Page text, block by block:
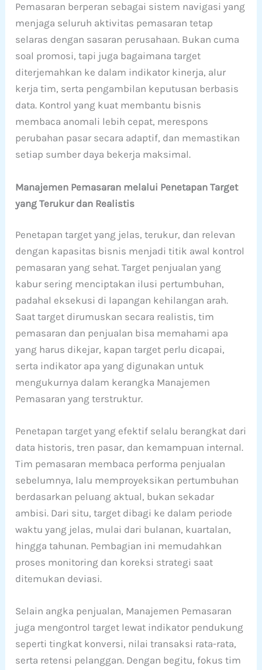
Pemasaran berperan sebagai sistem navigasi yang
menjaga seluruh aktivitas pemasaran tetap
selaras dengan sasaran perusahaan. Bukan cuma
soal promosi, tapi juga bagaimana target
diterjemahkan ke dalam indikator kinerja, alur
kerja tim, serta pengambilan keputusan berbasis
data. Kontrol yang kuat membantu bisnis
membaca anomali lebih cepat, merespons
perubahan pasar secara adaptif, dan memastikan
setiap sumber daya bekerja maksimal.
Manajemen Pemasaran melalui Penetapan Target
yang Terukur dan Realistis
Penetapan target yang jelas, terukur, dan relevan
dengan kapasitas bisnis menjadi titik awal kontrol
pemasaran yang sehat. Target penjualan yang
kabur sering menciptakan ilusi pertumbuhan,
padahal eksekusi di lapangan kehilangan arah.
Saat target dirumuskan secara realistis, tim
pemasaran dan penjualan bisa memahami apa
yang harus dikejar, kapan target perlu dicapai,
serta indikator apa yang digunakan untuk
mengukurnya dalam kerangka Manajemen
Pemasaran yang terstruktur.
Penetapan target yang efektif selalu berangkat dari
data historis, tren pasar, dan kemampuan internal.
Tim pemasaran membaca performa penjualan
sebelumnya, lalu memproyeksikan pertumbuhan
berdasarkan peluang aktual, bukan sekadar
ambisi. Dari situ, target dibagi ke dalam periode
waktu yang jelas, mulai dari bulanan, kuartalan,
hingga tahunan. Pembagian ini memudahkan
proses monitoring dan koreksi strategi saat
ditemukan deviasi.
Selain angka penjualan, Manajemen Pemasaran
juga mengontrol target lewat indikator pendukung
seperti tingkat konversi, nilai transaksi rata-rata,
serta retensi pelanggan. Dengan begitu, fokus tim